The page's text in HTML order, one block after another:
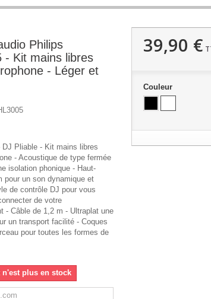
Philips
- Kit mains libres
- Léger et
DJ Pliable - Kit mains libres
- Acoustique de type fermée
isolation phonique - Haut-
pour un son dynamique et
de contrôle DJ pour vous
de votre
- Câble de 1,2 m - Ultraplat une
un transport facilité - Coques
pour toutes les formes de
n'est plus en stock
39,90 €
Couleur